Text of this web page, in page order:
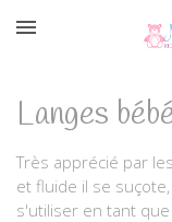

Langes
Très apprécié par
et fluide il se
s'utiliser en tant